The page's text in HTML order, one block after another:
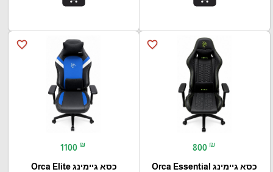
favorite_border
800 ₪
כסא גיימינג Orca Essential
favorite_border
1100 ₪
כסא גיימינג Orca Elite